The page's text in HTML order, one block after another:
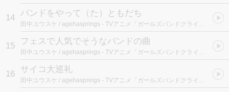
14 バンドをやって（た）ともだち
田中ユウスケ / agehasprings - TVアニメ「ガールズバンドクライ」 (オリジナルサウンドトラック)
15 フェスで人気でそうなバンドの曲
田中ユウスケ / agehasprings - TVアニメ「ガールズバンドクライ」 (オリジナルサウンドトラック)
16 サイコ大巡礼
田中ユウスケ / agehasprings - TVアニメ「ガールズバンドクライ」 (オリジナルサウンドトラック)